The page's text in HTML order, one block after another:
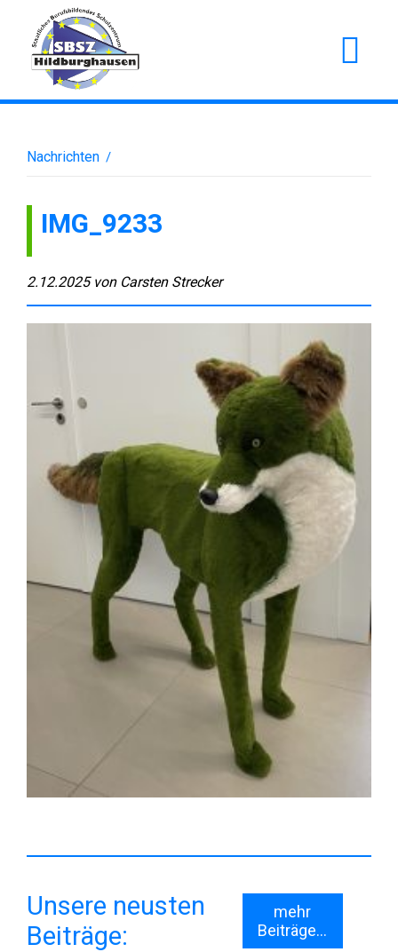
Nachrichten /
IMG_9233
2.12.2025 von Carsten Strecker
Unsere neusten
Beiträge:
mehr
Beiträge...